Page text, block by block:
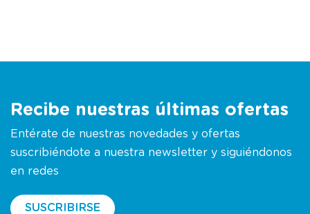
Recibe nuestras últimas ofertas
Entérate de nuestras novedades y ofertas
suscribiéndote a nuestra newsletter y siguiéndonos
en redes
SUSCRIBIRSE